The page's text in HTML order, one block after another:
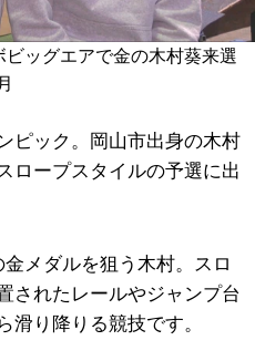
ッグエアで金の木村葵来選
ピック。岡山市出身の木村
ロープスタイルの予選に出
メダルを狙う木村。スロ
されたレールやジャンプ台
滑り降りる競技です。